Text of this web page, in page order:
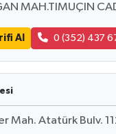
MAH.TIMUÇIN
Al 0 (352) 437
Mah. Atatürk Bulv.